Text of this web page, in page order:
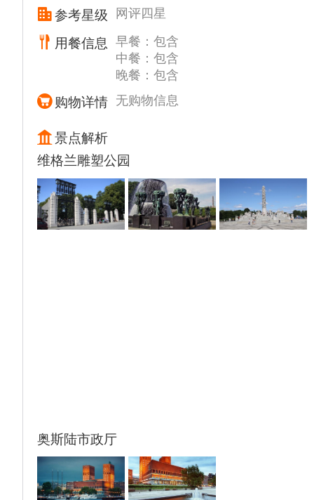
基相当著名的建筑，被誉为“白色教堂”。
【芬兰Oodi图书馆】网红打卡之地，CNN曾
在2017年把该馆列为2018年即将开放的世界
级文化建筑之一。
【海滨露天集市】（游览时间约1小时）,感受
芬兰传统手工市场的文化与商业氛围。
【西贝柳斯公园】（游览约45分钟）,为纪念
作曲家西贝柳斯而建造的城市公园，形如森林
的纪念碑是至大的亮点，象征着森林给予西贝
柳斯无穷的创作灵感。
【岩石教堂】入内（游览约30分钟）,(含门
票）岩石教堂卓越的设计极为新颖巧妙，飞碟
般的外观彻底颠覆教堂的概念。完成于1969
参考星级 网评四星
用餐信息
早餐：包含
中餐：包含
晚餐：包含
购物详情 无购物信息
景点解析
维格兰雕塑公园
奥斯陆市政厅